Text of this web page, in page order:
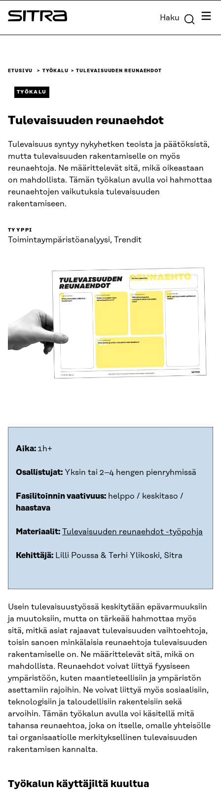
Siirry
suoraan
Sitra Haku
ETUSIVU TYÖKALU TULEVAISUUDEN REUNAEHDOT
TYÖKALU
Tulevaisuuden reunaehdot
Tulevaisuus syntyy nykyhetken teoista ja päätöksistä,
mutta tulevaisuuden rakentamiselle on myös
reunaehtoja. Ne määrittelevät sitä, mikä oikeastaan
on mahdollista. Tämän työkalun avulla voi hahmottaa
reunaehtojen vaikutuksia tulevaisuuden
rakentamiseen.
TYYPPI
Toimintaympäristö­analyysi, Trendit
Aika: 1h+
Osallistujat: Yksin tai 2–4 hengen pienryhmissä
Fasilitoinnin vaativuus: helppo / keskitaso /
haastava
Materiaalit: Tulevaisuuden reunaehdot -työpohja
Kehittäjä: Lilli Poussa & Terhi Ylikoski, Sitra
Usein tulevaisuustyössä keskitytään epävarmuuksiin
ja muutoksiin, mutta on tärkeää hahmottaa myös
sitä, mitkä asiat rajaavat tulevaisuuden vaihtoehtoja,
toisin sanoen minkälaisia reunaehtoja tulevaisuuden
rakentamiselle on. Ne määrittelevät sitä, mikä on
mahdollista. Reunaehdot voivat liittyä fyysiseen
ympäristöön, kuten maantieteellisiin ja ympäristön
asettamiin rajoihin. Ne voivat liittyä myös sosiaalisiin,
teknologisiin ja taloudellisiin rakenteisiin sekä
arvoihin. Tämän työkalun avulla voi käsitellä mitä
tahansa reunaehtoa, joka on itselle, omalle yhteisölle
tai organisaatiolle merkityksellinen tulevaisuuden
rakentamisen kannalta.
Työkalun käyttäjiltä kuultua